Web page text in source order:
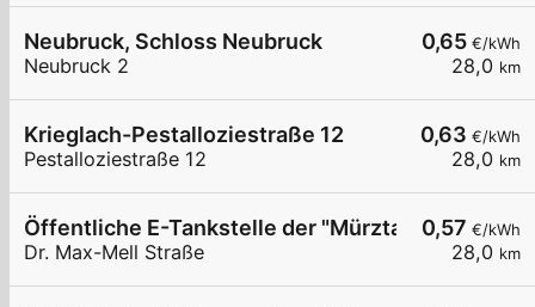
0,65 €/kWh
28,0 km
Neubruck, Schloss Neubruck
Neubruck 2
0,63 €/kWh
28,0 km
Krieglach-Pestalloziestraße 12
Pestalloziestraße 12
0,57 €/kWh
28,0 km
Öffentliche E-Tankstelle der "Mürztaler"
Dr. Max-Mell Straße